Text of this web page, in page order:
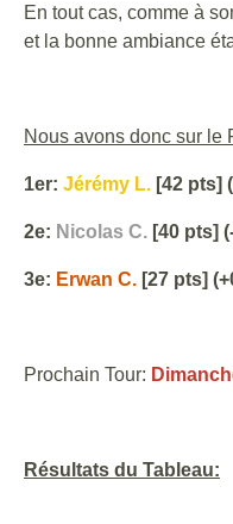
En tout cas, comme à
et la bonne ambiance
Nous avons donc sur le
1er: Jérémy L. [42 pts]
2e: Nicolas C. [40 pts]
3e: Erwan C. [27 pts]
Prochain Tour:
Résultats du Tableau: